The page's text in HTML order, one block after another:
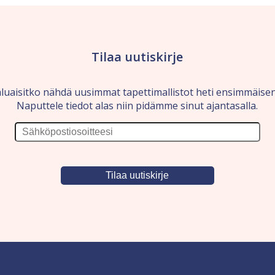
Tilaa uutiskirje
nähdä uusimmat tapettimallistot heti
Naputtele tiedot alas niin pidämme sinut ajantasalla.